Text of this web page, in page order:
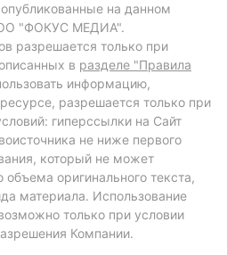
на данном
"ФОКУС МЕДИА".
разрешается только при
в разделе "Правила
информацию,
разрешается только при
гиперссылки на Сайт
не ниже первого
который не может
оригинального текста,
материала. Использование
только при условии
Компании.